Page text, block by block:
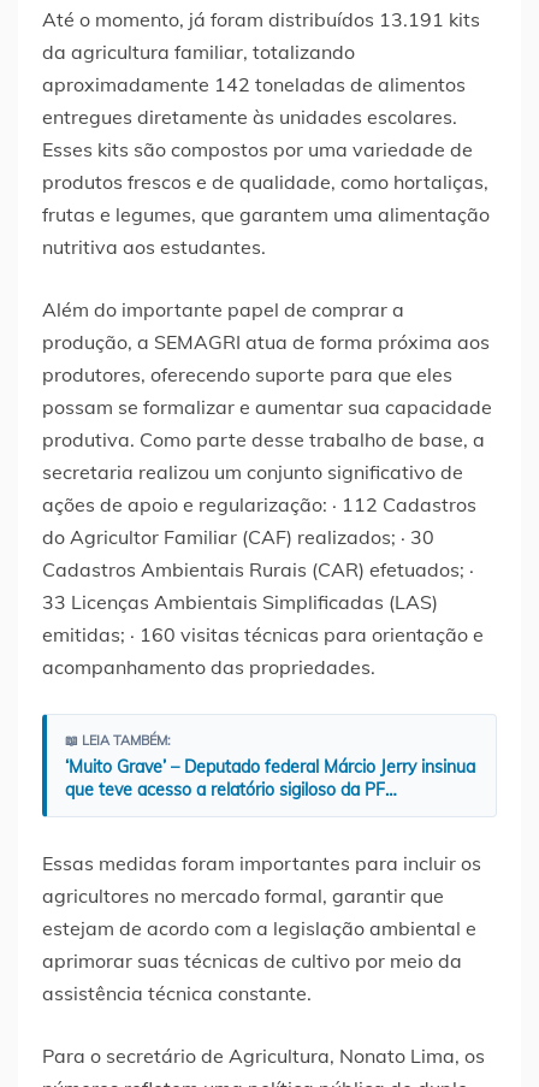
Até o momento, já foram distribuídos 13.191 kits
da agricultura familiar, totalizando
aproximadamente 142 toneladas de alimentos
entregues diretamente às unidades escolares.
Esses kits são compostos por uma variedade de
produtos frescos e de qualidade, como hortaliças,
frutas e legumes, que garantem uma alimentação
nutritiva aos estudantes.
Além do importante papel de comprar a
produção, a SEMAGRI atua de forma próxima aos
produtores, oferecendo suporte para que eles
possam se formalizar e aumentar sua capacidade
produtiva. Como parte desse trabalho de base, a
secretaria realizou um conjunto significativo de
ações de apoio e regularização: · 112 Cadastros
do Agricultor Familiar (CAF) realizados; · 30
Cadastros Ambientais Rurais (CAR) efetuados; ·
33 Licenças Ambientais Simplificadas (LAS)
emitidas; · 160 visitas técnicas para orientação e
acompanhamento das propriedades.
📖 LEIA TAMBÉM:
‘Muito Grave’ – Deputado federal Márcio Jerry insinua
que teve acesso a relatório sigiloso da PF…
Essas medidas foram importantes para incluir os
agricultores no mercado formal, garantir que
estejam de acordo com a legislação ambiental e
aprimorar suas técnicas de cultivo por meio da
assistência técnica constante.
Para o secretário de Agricultura, Nonato Lima, os